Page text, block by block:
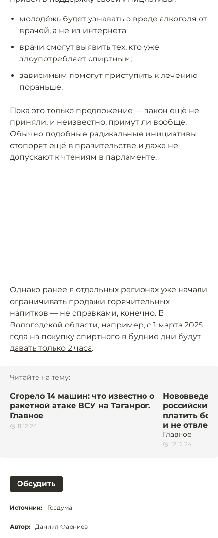
молодёжь будет узнавать о вреде алкоголя от
врачей, а не из интернета;
врачи смогут выявить тех, кто уже
злоупотребляет спиртным;
зависимым помогут приступить к лечению
пораньше.
Пока это только предложение — закон ещё не
приняли, и неизвестно, примут ли вообще.
Обычно подобные радикальные инициативы
стопорят ещё в правительстве и даже не
допускают к чтениям в парламенте.
Однако ранее в отдельных регионах уже начали
ограничивать продажи горячительных
напитков — не справками, конечно. В
Вологодской области, например, с 1 марта 2025
года на покупку спиртного в будние дни будут
давать только 2 часа.
Читайте на тему:
Сгорело 14 машин: что известно о
ракетной атаке ВСУ на Таганрог.
Главное
11.12.24
российских
платить
и не
Главное
12.12.24
Обсудить
Источник: Госдума
Автор: Даниил Фарниев